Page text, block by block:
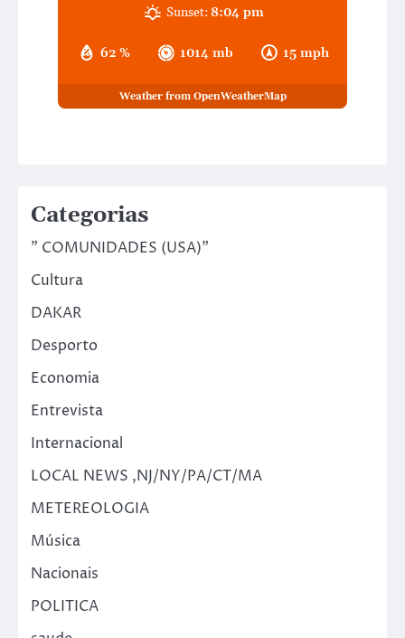
62 % 1014 mb 15 mph
Sunset:8:04 pm
Weather from OpenWeatherMap
Categorias
" COMUNIDADES (USA)"
Cultura
DAKAR
Desporto
Economia
Entrevista
Internacional
LOCAL NEWS ,NJ/NY/PA/CT/MA
METEREOLOGIA
Música
Nacionais
POLITICA